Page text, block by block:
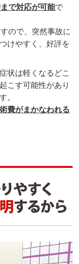
で対応が可能で
ので、突然事故に
けやすく、好評を
状は軽くなるどこ
こす可能性があり
。
費がまかなわれる